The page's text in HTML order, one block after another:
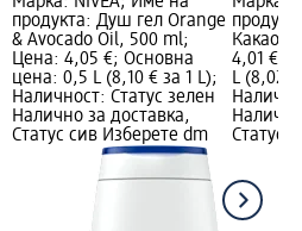
продукта: Душ гел Orange
& Avocado Oil, 500 ml;
Цена: 4,05 €; Основна
цена: 0,5 L (8,10 € за 1 L);
Наличност: Статус зелен
Налично за доставка,
Статус сив Изберете dm
Какао,
4,01 €;
L (8,02
Статус